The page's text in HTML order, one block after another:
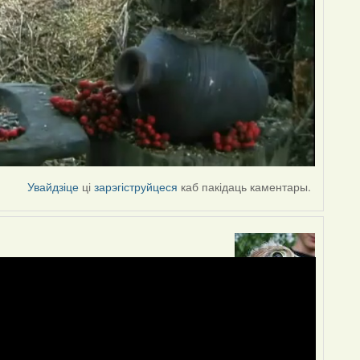
Увайдзіце цізарэгіструйцеся каб пакідаць каментары.